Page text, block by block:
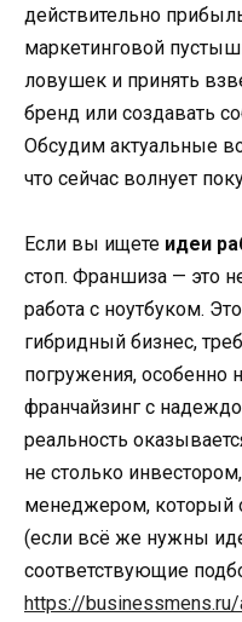
действительно
маркетинговой
ловушек и принять
бренд или создавать
Обсудим актуальные
что сейчас волнует
Если вы ищете идеи
стоп. Франшиза — это
работа с ноутбуком.
гибридный бизнес,
погружения, особенно
франчайзинг с
реальность
не столько
менеджером, который
(если всё же нужны
соответствующие
https://